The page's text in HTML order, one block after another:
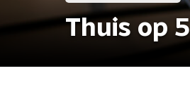
Thuis op 5